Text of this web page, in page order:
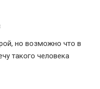
но возможно что в
такого человека